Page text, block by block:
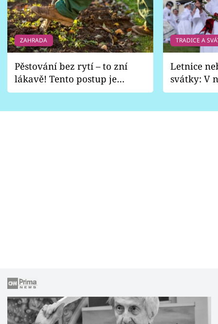
ZAHRADA
Pěstování bez rytí – to zní
lákavě! Tento postup je
vhodný jen pro některé
TRADICE A
Letnice
svátky: V
pondělí